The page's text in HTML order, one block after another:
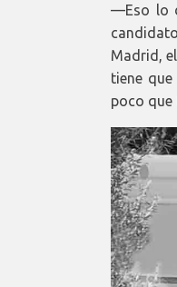
—Eso lo
Madrid,
tiene
poco que